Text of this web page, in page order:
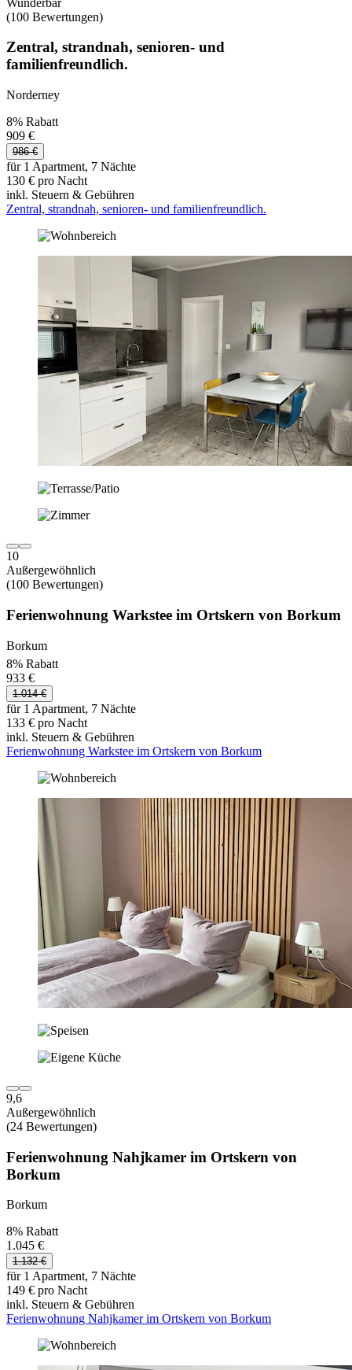
(100 Bewertungen)
Zentral, strandnah, senioren- und
familienfreundlich.
Norderney
8% Rabatt
909 €
986 €
für 1 Apartment, 7 Nächte
130 € pro Nacht
inkl. Steuern & Gebühren
Zentral, strandnah, senioren- und familienfreundlich.
10
Außergewöhnlich
(100 Bewertungen)
Ferienwohnung Warkstee im Ortskern von Borkum
Borkum
8% Rabatt
933 €
1.014 €
für 1 Apartment, 7 Nächte
133 € pro Nacht
inkl. Steuern & Gebühren
Ferienwohnung Warkstee im Ortskern von Borkum
9,6
Außergewöhnlich
(24 Bewertungen)
Ferienwohnung Nahjkamer im Ortskern von
Borkum
Borkum
8% Rabatt
1.045 €
1.132 €
für 1 Apartment, 7 Nächte
149 € pro Nacht
inkl. Steuern & Gebühren
Ferienwohnung Nahjkamer im Ortskern von Borkum